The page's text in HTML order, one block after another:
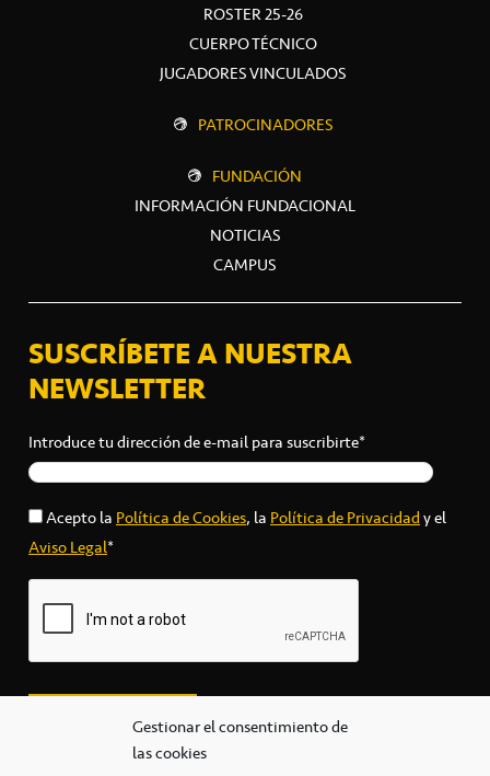
Gestionar el consentimiento de
las cookies
ROSTER 25-26
CUERPO TÉCNICO
JUGADORES VINCULADOS
PATROCINADORES
FUNDACIÓN
INFORMACIÓN FUNDACIONAL
NOTICIAS
CAMPUS
SUSCRÍBETE A NUESTRA
NEWSLETTER
Introduce tu dirección de e-mail para suscribirte*
Acepto laPolítica de Cookies, laPolítica de Privacidady el
Aviso Legal*